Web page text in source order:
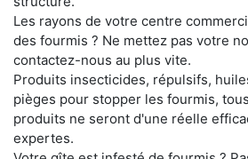
Les rayons de votre centre
des fourmis ? Ne mettez pas votre
contactez-nous au plus vite.
Produits insecticides, répulsifs,
pièges pour stopper les fourmis,
produits ne seront d'une réelle
expertes.